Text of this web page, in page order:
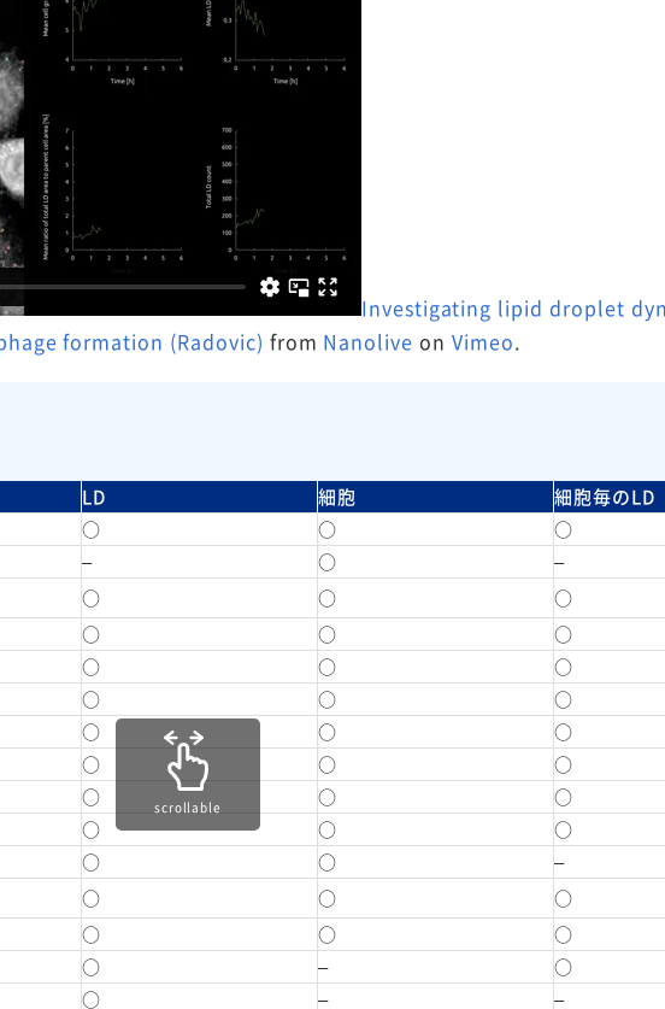
Investigating lipid droplet
formation (Radovic) from Nanolive onVimeo.
LD 細胞
細胞毎のLD
○ ○
○
– ○
–
○ ○
○
○ ○
○
○ ○
○
○ ○
○
○ ○
○
○ ○
○
○ ○
○
○ ○
○
○ ○
–
○ ○
○
○ ○
○
○ –
○
○ – –
scrollable